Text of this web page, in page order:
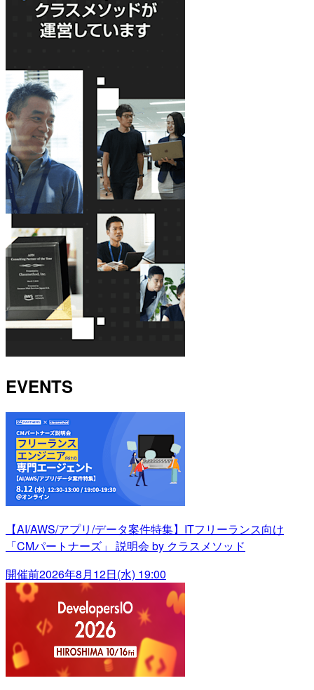
EVENTS
【AI/AWS/アプリ/データ案件特集】ITフリーランス向け
「CMパートナーズ」 説明会 by クラスメソッド
開催前2026年8月12日(水) 19:00